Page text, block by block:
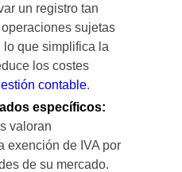
un registro tan
sujetas
lo que simplifica la
los costes
contable.
específicos:
valoran
exención de IVA por
de su mercado.